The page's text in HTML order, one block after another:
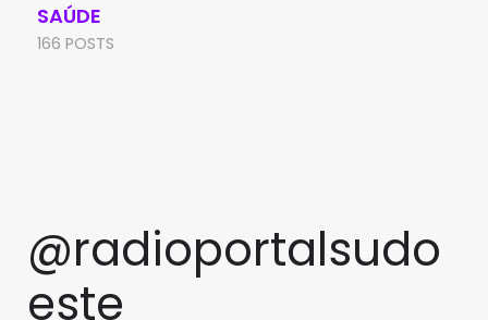
SAÚDE
166 POSTS
@radioportalsudo
este